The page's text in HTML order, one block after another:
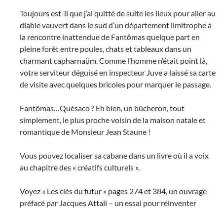
Toujours est-il que j’ai quitté de suite les lieux pour aller au
diable vauvert dans le sud d’un département limitrophe à
la rencontre inattendue de Fantômas quelque part en
pleine forêt entre poules, chats et tableaux dans un
charmant capharnaüm. Comme l’homme n’était point là,
votre serviteur déguisé en inspecteur Juve a laissé sa carte
de visite avec quelques bricoles pour marquer le passage.
Fantômas…Quèsaco ? Eh bien, un bûcheron, tout
simplement, le plus proche voisin de la maison natale et
romantique de Monsieur Jean Staune !
Vous pouvez localiser sa cabane dans un livre où il a voix
au chapitre des « créatifs culturels ».
Voyez « Les clés du futur » pages 274 et 384, un ouvrage
préfacé par Jacques Attali – un essai pour réinventer